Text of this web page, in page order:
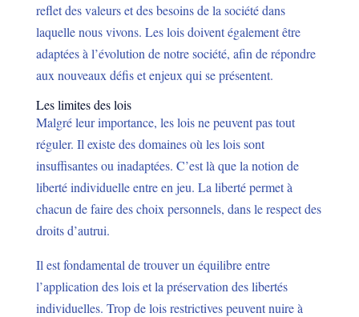
reflet des valeurs et des besoins de la société dans
laquelle nous vivons. Les lois doivent également être
adaptées à l’évolution de notre société, afin de répondre
aux nouveaux défis et enjeux qui se présentent.
Les limites des lois
Malgré leur importance, les lois ne peuvent pas tout
réguler. Il existe des domaines où les lois sont
insuffisantes ou inadaptées. C’est là que la notion de
liberté individuelle entre en jeu. La liberté permet à
chacun de faire des choix personnels, dans le respect des
droits d’autrui.
Il est fondamental de trouver un équilibre entre
l’application des lois et la préservation des libertés
individuelles. Trop de lois restrictives peuvent nuire à